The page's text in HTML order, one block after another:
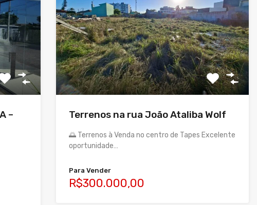
–
Terrenos na rua João Ataliba Wolf
🌅 Terrenos à Venda no centro de Tapes Excelente
oportunidade…
Para Vender
R$300.000,00